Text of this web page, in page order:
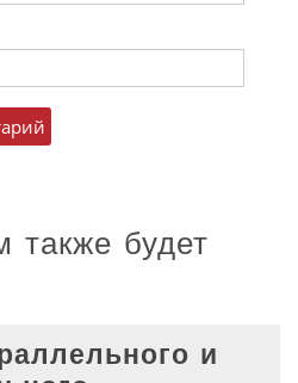
также будет
и